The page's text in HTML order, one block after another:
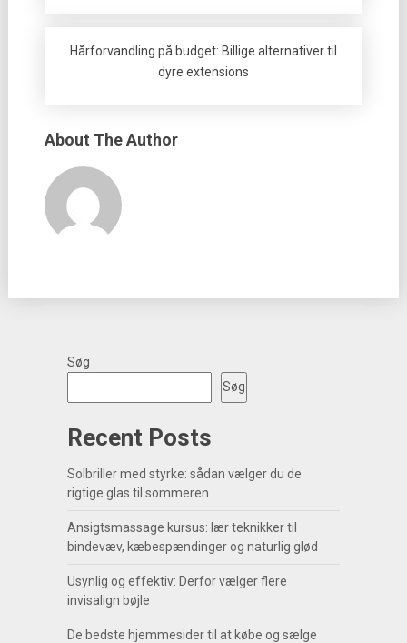
Hårforvandling på budget: Billige alternativer til
dyre extensions
About The Author
Søg
Søg
Recent Posts
Solbriller med styrke: sådan vælger du de
rigtige glas til sommeren
Ansigtsmassage kursus: lær teknikker til
bindevæv, kæbespændinger og naturlig glød
Usynlig og effektiv: Derfor vælger flere
invisalign bøjle
De bedste hjemmesider til at købe og sælge